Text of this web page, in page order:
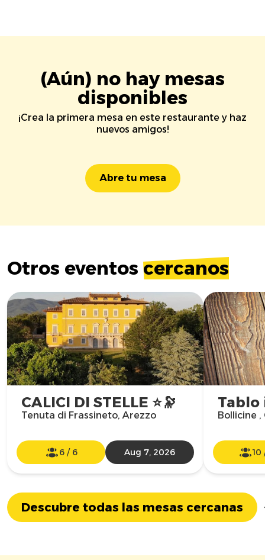
(Aún) no hay mesas
disponibles
¡Crea la primera mesa en este restaurante y haz
nuevos amigos!
Abre tu mesa
Otros eventos cercanos
CALICI DI STELLE ⭐️🔭
Tenuta di Frassineto, Arezzo
6/ 6 Aug 7, 2026
Tablo
Bollicine
10
Descubre todas las mesas cercanas